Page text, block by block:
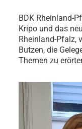
BDK Rheinland-
Kripo und das
Rheinland-Pfalz,
Butzen, die
Themen zu